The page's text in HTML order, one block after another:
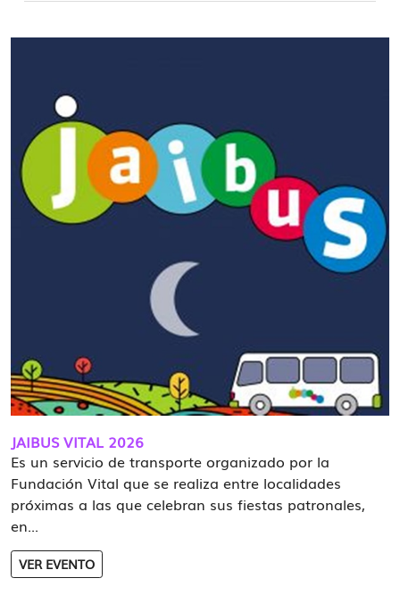
JAIBUS VITAL 2026
Es un servicio de transporte organizado por la
Fundación Vital que se realiza entre localidades
próximas a las que celebran sus fiestas patronales,
en...
VER EVENTO